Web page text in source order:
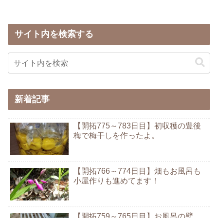
サイト内を検索する
新着記事
【開拓775～783日目】初収穫の豊後
梅で梅干しを作ったよ。
【開拓766～774日目】畑もお風呂も
小屋作りも進めてます！
【開拓759～765日目】お風呂の壁、